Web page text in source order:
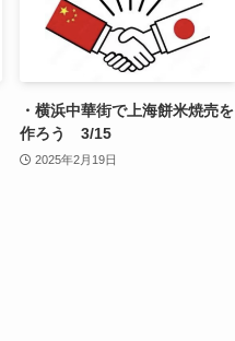
・横浜中華街で上海餅米焼売を
作ろう 3/15
2025年2月19日